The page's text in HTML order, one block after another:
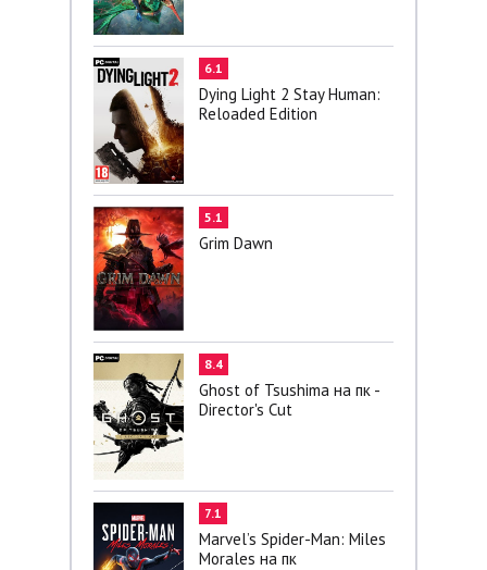
6.1
Dying Light 2 Stay Human:
Reloaded Edition
5.1
Grim Dawn
8.4
Ghost of Tsushima на пк -
Director's Cut
7.1
Marvel’s Spider-Man: Miles
Morales на пк